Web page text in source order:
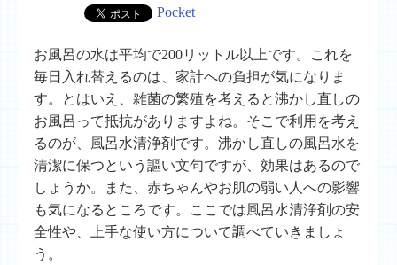
Pocket
お風呂の水は平均で200リットル以上です。これを
毎日入れ替えるのは、家計への負担が気になりま
す。とはいえ、雑菌の繁殖を考えると沸かし直しの
お風呂って抵抗がありますよね。そこで利用を考え
るのが、風呂水清浄剤です。沸かし直しの風呂水を
清潔に保つという謳い文句ですが、効果はあるので
しょうか。また、赤ちゃんやお肌の弱い人への影響
も気になるところです。ここでは風呂水清浄剤の安
全性や、上手な使い方について調べていきましょ
う。